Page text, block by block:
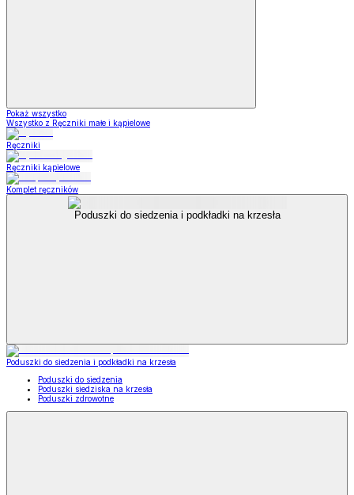
Pokaż wszystko
Wszystko z Ręczniki małe i kąpielowe
Ręczniki
Ręczniki kąpielowe
Komplet ręczników
Poduszki do siedzenia i podkładki na krzesła
Poduszki do siedzenia i podkładki na krzesła
Poduszki do siedzenia
Poduszki siedziska na krzesła
Poduszki zdrowotne